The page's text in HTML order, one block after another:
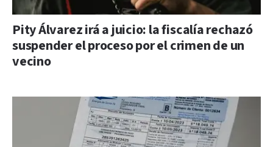
Pity Álvarez irá a juicio: la fiscalía rechazó
suspender el proceso por el crimen de un
vecino